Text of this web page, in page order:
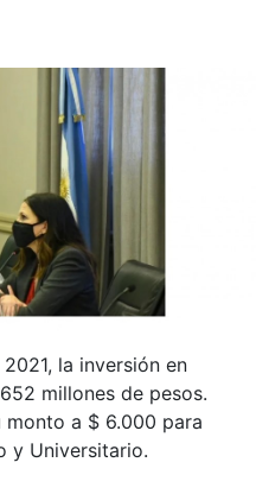
la inversión en
millones de pesos.
monto a $ 6.000 para
y Universitario.